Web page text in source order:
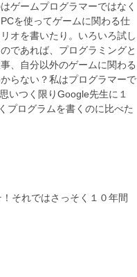
ゲームプログラマーではなく
を使ってゲームに関わる仕
オを書いたり。いろいろ試し
であれば、プログラミングと
、自分以外のゲームに関わる
らない？私はプログラマーで
思いつく限りGoogle先生に１
プログラムを書くのに比べた
それではさっそく１０年間